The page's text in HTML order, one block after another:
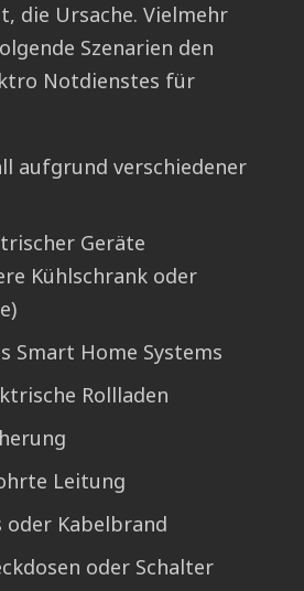
die Ursache. Vielmehr
Szenarien den
Notdienstes für
aufgrund verschiedener
Geräte
Kühlschrank oder
Smart Home Systems
Rollladen
Leitung
oder Kabelbrand
oder Schalter